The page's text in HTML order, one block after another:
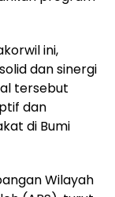
ini,
dan sinergi
tersebut
dan
di Bumi
Wilayah